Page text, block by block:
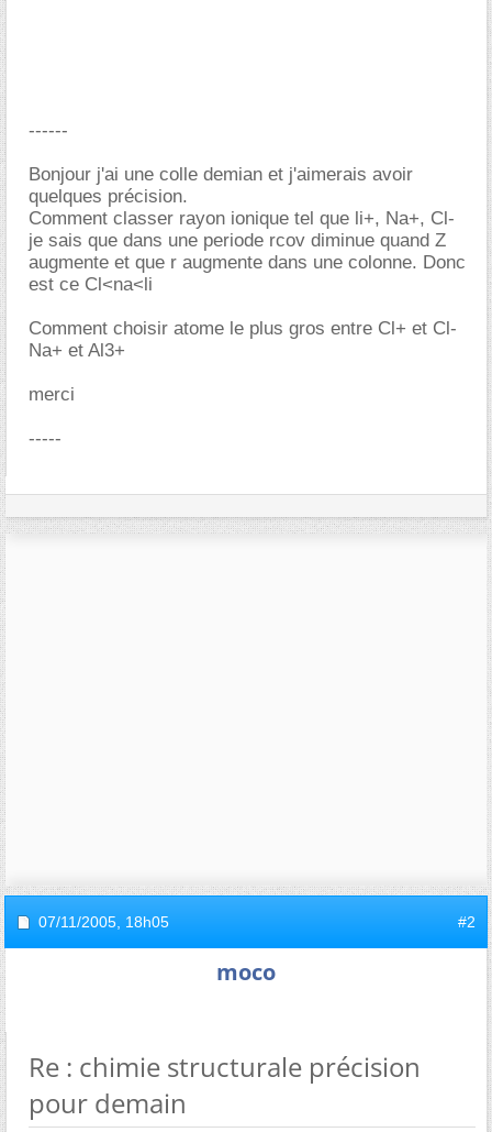
------
Bonjour j'ai une colle demian et j'aimerais avoir
quelques précision.
Comment classer rayon ionique tel que li+, Na+, Cl-
je sais que dans une periode rcov diminue quand Z
augmente et que r augmente dans une colonne. Donc
est ce Cl<na<li
Comment choisir atome le plus gros entre Cl+ et Cl-
Na+ et Al3+
merci
-----
07/11/2005, 18h05 #2
moco
Re : chimie structurale précision
pour demain